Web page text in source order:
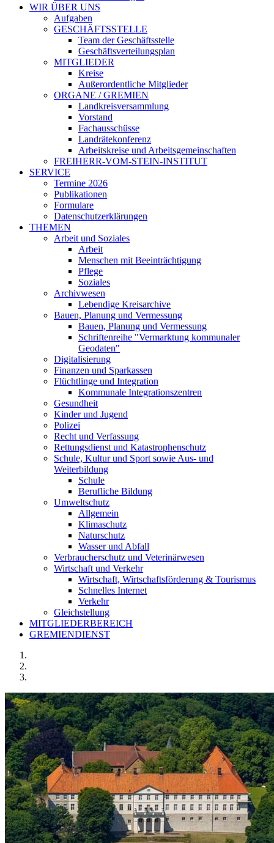
WIR ÜBER UNS
Aufgaben
GESCHÄFTSSTELLE
Team der Geschäftsstelle
Geschäftsverteilungsplan
MITGLIEDER
Kreise
Außerordentliche Mitglieder
ORGANE / GREMIEN
Landkreisversammlung
Vorstand
Fachausschüsse
Landrätekonferenz
Arbeitskreise und Arbeitsgemeinschaften
FREIHERR-VOM-STEIN-INSTITUT
SERVICE
Termine 2026
Publikationen
Formulare
Datenschutzerklärungen
THEMEN
Arbeit und Soziales
Arbeit
Menschen mit Beeinträchtigung
Pflege
Soziales
Archivwesen
Lebendige Kreisarchive
Bauen, Planung und Vermessung
Bauen, Planung und Vermessung
Schriftenreihe "Vermarktung kommunaler
Geodaten"
Digitalisierung
Finanzen und Sparkassen
Flüchtlinge und Integration
Kommunale Integrationszentren
Gesundheit
Kinder und Jugend
Polizei
Recht und Verfassung
Rettungsdienst und Katastrophenschutz
Schule, Kultur und Sport sowie Aus- und
Weiterbildung
Schule
Berufliche Bildung
Umweltschutz
Allgemein
Klimaschutz
Naturschutz
Wasser und Abfall
Verbraucherschutz und Veterinärwesen
Wirtschaft und Verkehr
Wirtschaft, Wirtschaftsförderung & Tourismus
Schnelles Internet
Verkehr
Gleichstellung
MITGLIEDERBEREICH
GREMIENDIENST